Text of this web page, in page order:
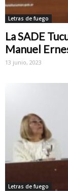
Letras de fuego
La SADE
Manuel
13 junio, 2023
Letras de fuego